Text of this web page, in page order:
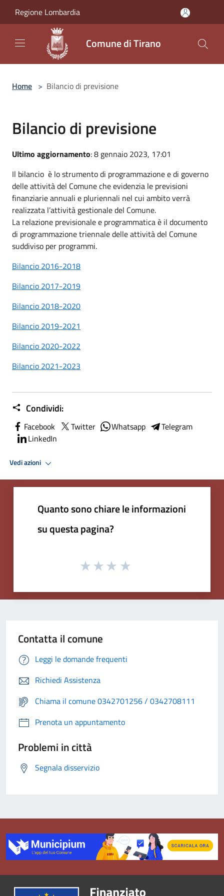
Regione Lombardia
Comune di Tirano
Home > Bilancio di previsione
Bilancio di previsione
Ultimo aggiornamento: 8 gennaio 2023, 17:01
Il bilancio è lo strumento di programmazione e di governo
delle attività del Comune che evidenzia le previsioni
finanziarie annuali e pluriennali nel cui ambito verrà
realizzata l’attività gestionale del Comune.
La relazione previsionale e programmatica è il documento
di programmazione triennale delle attività del Comune
suddiviso per programmi.
Bilancio 2016-2018
Bilancio 2017-2019
Bilancio 2018-2020
Bilancio 2019-2021
Bilancio 2020-2022
Bilancio 2021-2023
Condividi:
Facebook Twitter Whatsapp
Telegram
LinkedIn
Vedi azioni
Quanto sono chiare le informazioni
su questa pagina?
Contatta il comune
Leggi le domande frequenti
Richiedi Assistenza
Chiama il comune 0342701256 / 0342708111
Prenota un appuntamento
Problemi in città
Segnala disservizio